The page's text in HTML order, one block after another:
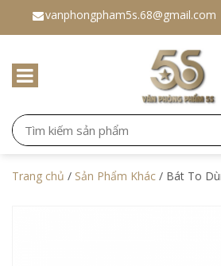
vanphongpham5s.68@gmail.com
Trang chủ / Sản Phẩm Khác / Bát To